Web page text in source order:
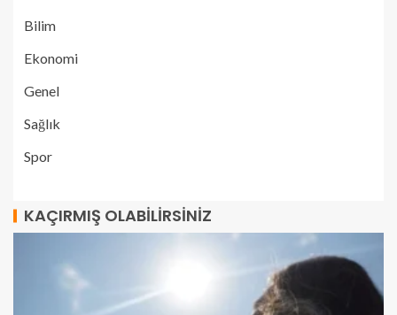
Bilim
Ekonomi
Genel
Sağlık
Spor
KAÇIRMIŞ OLABILIRSINIZ